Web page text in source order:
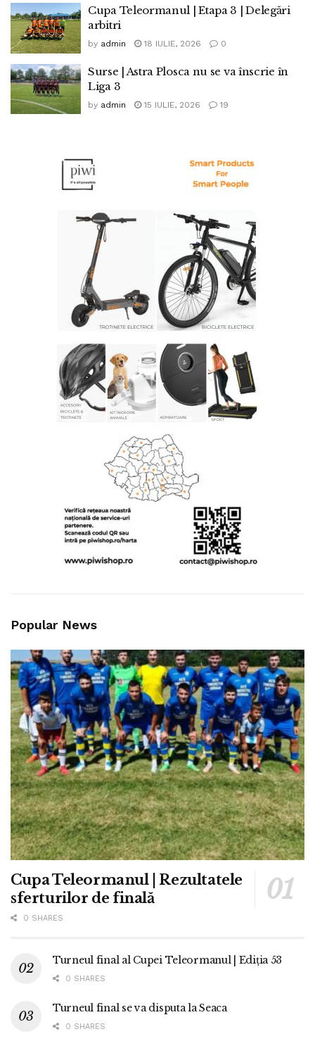
Cupa Teleormanul | Etapa 3 | Delegări
arbitri
by admin 18 IULIE, 2026 0
Surse | Astra Plosca nu se va înscrie în
Liga 3
by admin 15 IULIE, 2026 19
Popular News
Cupa Teleormanul | Rezultatele
sferturilor de finală
0 SHARES
Turneul final al Cupei Teleormanul | Ediția 53
0 SHARES
Turneul final se va disputa la Seaca
0 SHARES